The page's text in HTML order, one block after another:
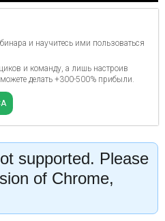
и научитесь ими пользоваться
и команду, а лишь настроив
можете делать +300-500% прибыли.
supported. Please
of Chrome,